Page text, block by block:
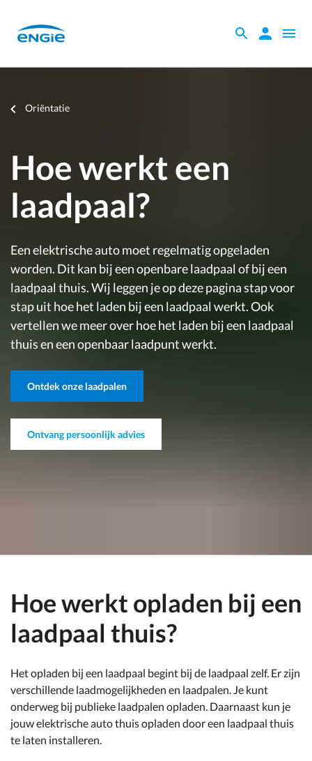
mainZoeken
de
Zoeken
Open
Je
Oriëntatie
Hoe werkt een
laadpaal?
Een elektrische auto moet regelmatig opgeladen
worden. Dit kan bij een openbare laadpaal of bij een
laadpaal thuis. Wij leggen je op deze pagina stap voor
stap uit hoe het laden bij een laadpaal werkt. Ook
vertellen we meer over hoe het laden bij een laadpaal
thuis en een openbaar laadpunt werkt.
Ontdek onze laadpalen
Ontvang persoonlijk advies
Hoe werkt opladen bij een
laadpaal thuis?
Het opladen bij een laadpaal begint bij de laadpaal zelf. Er zijn
verschillende laadmogelijkheden en laadpalen. Je kunt
onderweg bij publieke laadpalen opladen. Daarnaast kun je
jouw elektrische auto thuis opladen door een laadpaal thuis
te laten installeren.